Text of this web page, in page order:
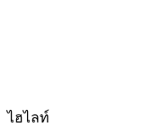
ไฮไลท์